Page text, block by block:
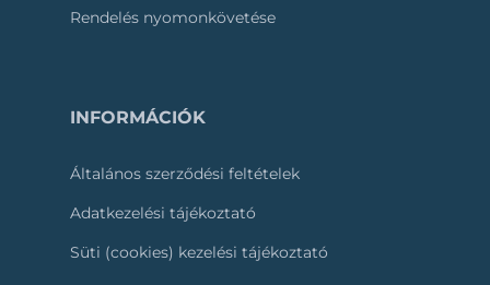
Rendelés nyomonkövetése
INFORMÁCIÓK
Általános szerződési feltételek
Adatkezelési tájékoztató
Süti (cookies) kezelési tájékoztató